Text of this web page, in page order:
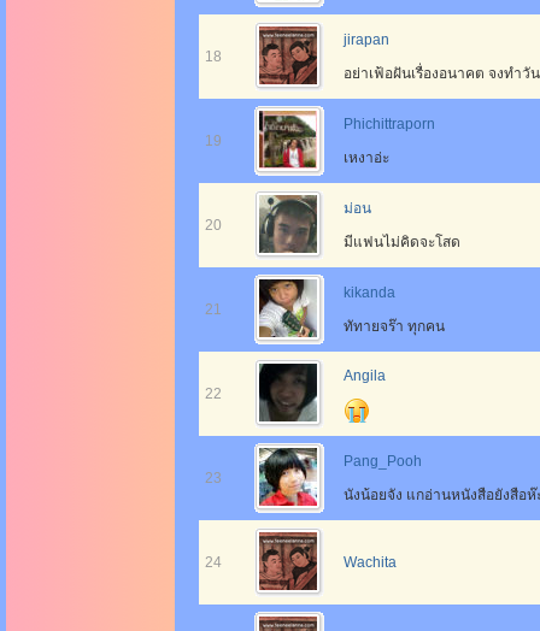
18
jirapan
อย่าเฟ้อฝันเรื่องอนาคต จงทำวั
19
Phichittraporn
เหงาอ่ะ
20
ม่อน
มีแฟนไม่คิดจะโสด
21
kikanda
ทัทายจร๊า ทุกคน
22
Angila
23
Pang_Pooh
นังน้อยจัง แกอ่านหนังสือยังสือห๊
24 Wachita